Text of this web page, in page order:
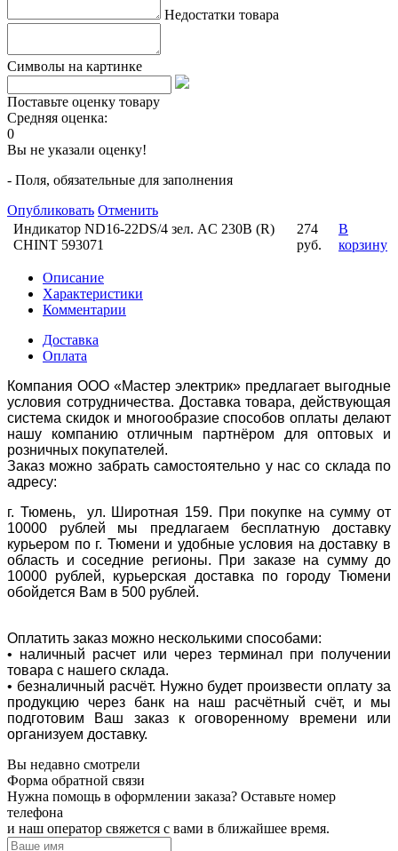
Недостатки товара
Символы на картинке
Поставьте оценку товару
Средняя оценка:
0
Вы не указали оценку!
- Поля, обязательные для заполнения
Опубликовать Отменить
Индикатор ND16-22DS/4 зел. AC 230В (R)
CHINT 593071
274
руб.
В
корзину
Описание
Характеристики
Комментарии
Доставка
Оплата
Компания ООО «Мастер электрик» предлагает выгодные
условия сотрудничества. Доставка товара, действующая
система скидок и многообразие способов оплаты делают
нашу компанию отличным партнёром для оптовых и
розничных покупателей.
Заказ можно забрать самостоятельно у нас со склада по
адресу:
г. Тюмень, ул. Широтная 159. При покупке на сумму от
10000 рублей мы предлагаем бесплатную доставку
курьером по г. Тюмени и удобные условия на доставку в
область и соседние регионы. При заказе на сумму до
10000 рублей, курьерская доставка по городу Тюмени
обойдется Вам в 500 рублей.
Оплатить заказ можно несколькими способами:
• наличный расчет или через терминал при получении
товара с нашего склада.
• безналичный расчёт. Нужно будет произвести оплату за
продукцию через банк на наш расчётный счёт, и мы
подготовим Ваш заказ к оговоренному времени или
организуем доставку.
Вы недавно смотрели
Форма обратной связи
Нужна помощь в оформлении заказа? Оставьте номер
телефона
и наш оператор свяжется с вами в ближайшее время.